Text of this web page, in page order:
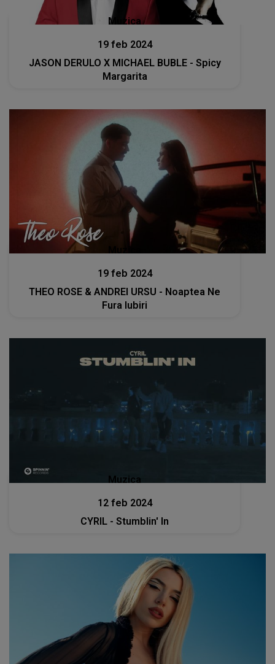
Muzica
19 feb 2024
JASON DERULO X MICHAEL BUBLE - Spicy
Margarita
19 feb 2024
THEO ROSE & ANDREI URSU - Noaptea Ne
Fura Iubiri
Muzica
12 feb 2024
CYRIL - Stumblin' In